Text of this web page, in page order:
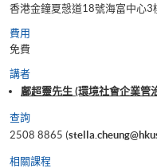
香港金鐘夏愨道18號海富中心3
費用
免費
講者
鄺超靈先生 (環境社會企業管
查詢
2508 8865 (
相關課程